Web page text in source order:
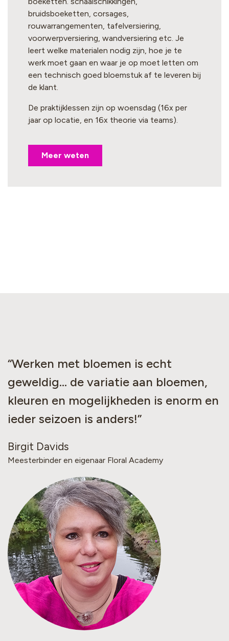
bruidsboeketten, corsages,
rouwarrangementen, tafelversiering,
voorwerpversiering, wandversiering etc. Je
leert welke materialen nodig zijn, hoe je te
werk moet gaan en waar je op moet letten om
een technisch goed bloemstuk af te leveren bij
de klant.
De praktijklessen zijn op woensdag (16x per
jaar op locatie, en 16x theorie via teams).
Meer weten
“Werken met bloemen is echt
geweldig... de variatie aan bloemen,
kleuren en mogelijkheden is enorm en
ieder seizoen is anders!”
Birgit Davids
Meesterbinder en eigenaar Floral Academy